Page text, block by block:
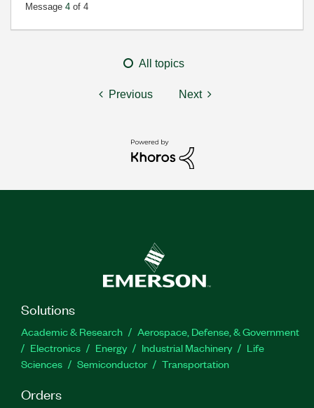
Message 4 of 4
All topics
Previous Next
Solutions
Academic & Research
Aerospace, Defense, & Government
Electronics
Energy Industrial Machinery
Life
Sciences
Semiconductor Transportation
Orders